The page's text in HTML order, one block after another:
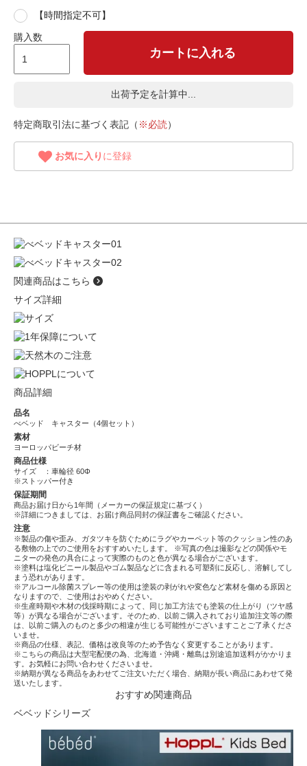
【時間指定不可】
購入数
カートに入れる
出荷予定を計算中...
特定商取引法に基づく表記（ ※必読）
お気に入り に登録
関連商品はこちら
サイズ詳細
商品詳細
品名
べベッド キャスター（4個セット）
素材
ヨーロッパビーチ材
商品仕様
サイズ ：車輪径 60Φ
※ストッパー付き
保証期間
商品お届け日から1年間（メーカーの保証規定に基づく）
※詳細につきましては、お届け商品同封の保証書をご確認ください。
注意
※製品の傷や歪み、ガタツキを防ぐためにラグやカーペット等のクッション性のあ
る敷物の上でのご使用をおすすめいたします。 ※写真の色は撮影などの関係やモ
ニターの発色の具合によって実際のものと色が異なる場合がございます。
※塗料は塩化ビニール製品やゴム製品などに含まれる可塑剤に反応し、溶解してし
まう恐れがあります。
※アルコール除菌スプレー等の使用は塗装の剥がれや変色など素材を傷める原因と
なりますので、ご使用はおやめください。
※生産時期や木材の伐採時期によって、同じ加工方法でも塗装の仕上がり（ツヤ感
等）が異なる場合がございます。そのため、以前ご購入されており追加注文等の際
は、以前ご購入のものと多少の相違が生じる可能性がございますことご了承くださ
いませ。
※商品の仕様、表記、価格は改良等のため予告なく変更することがあります。
※こちらの商品は大型宅配便の為、北海道・沖縄・離島は別途追加送料がかかりま
す。お気軽にお問い合わせくださいませ。
※納期が異なる商品をあわせてご注文いただく場合、納期が長い商品にあわせて発
送いたします。
おすすめ関連商品
ベベッドシリーズ